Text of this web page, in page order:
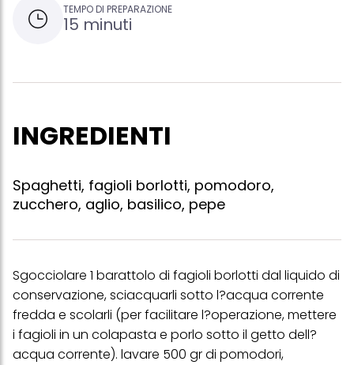
TEMPO DI PREPARAZIONE
15 minuti
INGREDIENTI
Spaghetti, fagioli borlotti, pomodoro,
zucchero, aglio, basilico, pepe
Sgocciolare 1 barattolo di fagioli borlotti dal liquido di
conservazione, sciacquarli sotto l?acqua corrente
fredda e scolarli (per facilitare l?operazione, mettere
i fagioli in un colapasta e porlo sotto il getto dell?
acqua corrente). lavare 500 gr di pomodori,